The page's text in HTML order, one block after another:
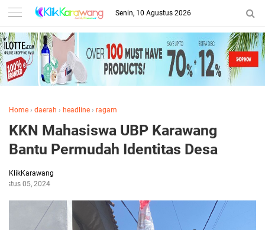
Senin, 10 Agustus 2026
Home › daerah › headline › ragam
KKN Mahasiswa UBP Karawang
Bantu Permudah Identitas Desa
KlikKarawang
05, 2024